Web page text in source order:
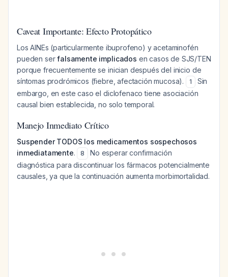
Caveat Importante: Efecto Protopático
Los AINEs (particularmente ibuprofeno) y acetaminofén
pueden serfalsamente implicados en casos de SJS/TEN
porque frecuentemente se inician después del inicio de
síntomas prodrómicos (fiebre, afectación mucosa).
1
Sin
embargo, en este caso el diclofenaco tiene asociación
causal bien establecida, no solo temporal.
Manejo Inmediato Crítico
Suspender TODOS los medicamentos sospechosos
inmediatamente. 8
No esperar confirmación
diagnóstica para discontinuar los fármacos potencialmente
causales, ya que la continuación aumenta morbimortalidad.